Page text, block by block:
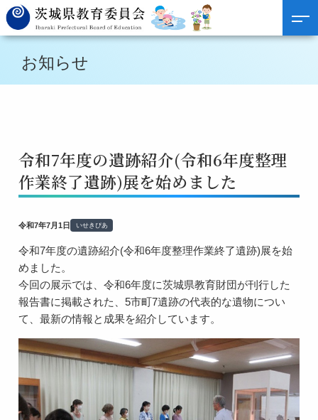
お知らせ
令和7年度の遺跡紹介(令和6年度整理
作業終了遺跡)展を始めました
令和7年7月1日 いせきぴあ
令和7年度の遺跡紹介(令和6年度整理作業終了遺跡)展を始
めました。
今回の展示では、令和6年度に茨城県教育財団が刊行した
報告書に掲載された、5市町7遺跡の代表的な遺物につい
て、最新の情報と成果を紹介しています。